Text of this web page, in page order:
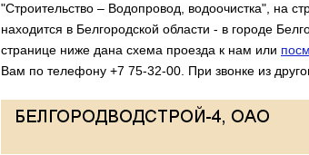
"Строительство – Водопровод, водоочистка", на
находится в Белгородской области - в городе
странице ниже дана схема проезда к нам или
Вам по телефону +7 75-32-00. При звонке из